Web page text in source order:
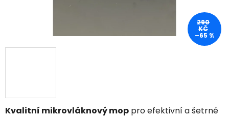
Kvalitní mikrovláknový mop pro efektivní a šetrné
290
KČ
–65 %